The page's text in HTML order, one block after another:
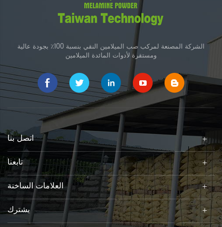
الشركة المصنعة لمركب صب الميلامين النقي بنسبة 100٪ بجودة عالية
ومستقرة لأدوات المائدة الميلامين
اتصل بنا
تابعنا
العلامات الساخنة
يشترك